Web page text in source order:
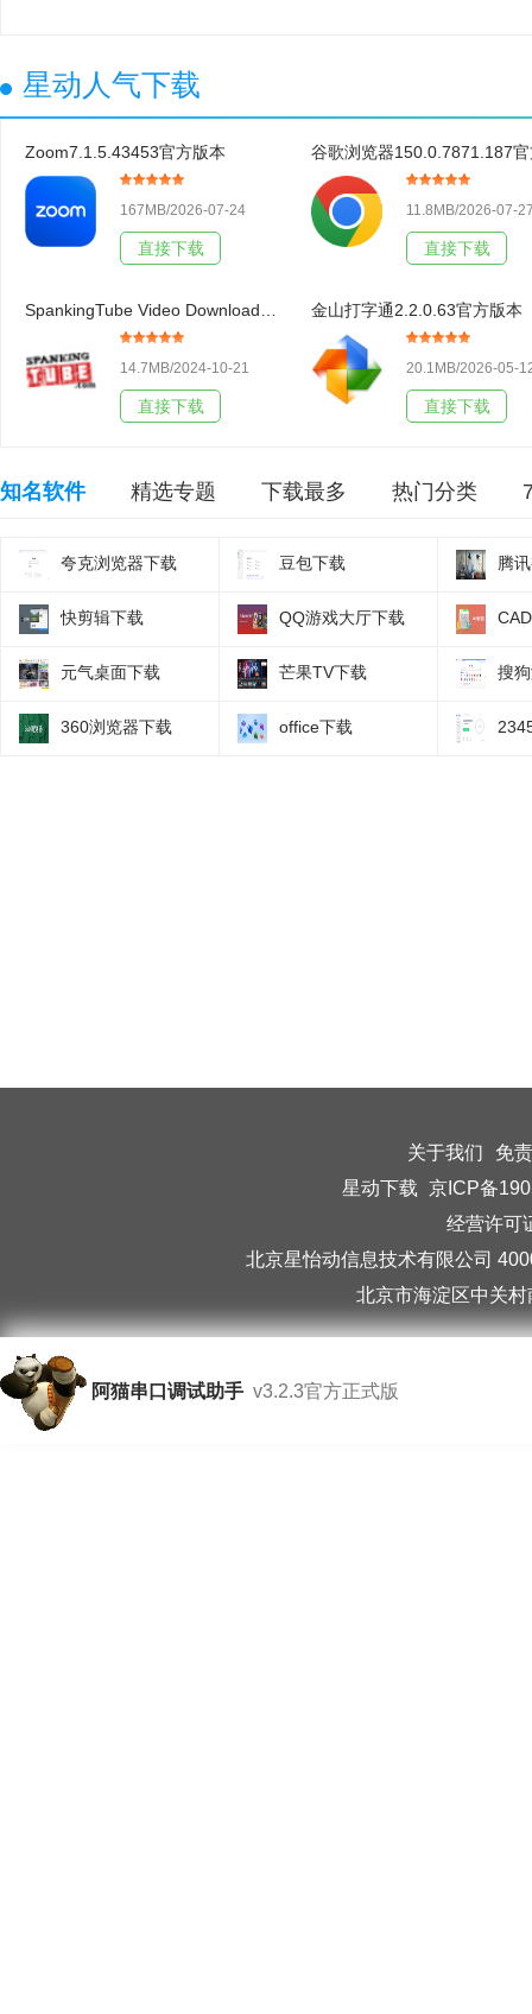
星动人气下载
Zoom7.1.5.43453官方版本
167MB/2026-07-24
直接下载
11.8MB/2026-07-
直接下载
14.7MB/2024-10-21
直接下载
金山打字通2.2.0.63官方版本
20.1MB/2026-05-
直接下载
知名软件 精选专题 下载最多 热门分类
夸克浏览器下载 豆包下载 腾
快剪辑下载 QQ游戏大厅下载
元气桌面下载 芒果TV下载 搜
360浏览器下载 office下载
关于我们
免
星动下载 京ICP备
经营许可
北京星怡动信息技术有限公司
北京市海淀区中关
阿猫串口调试助手 v3.2.3官方正式版